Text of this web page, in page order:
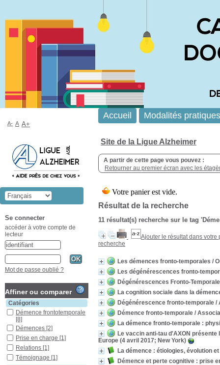
Site de la Ligue Alzheimer
A partir de cette page vous pouvez :
Retourner au premier écran avec les
Résultat de la recherche
11 résultat(s) recherche sur le tag
Ajouter le résultat dans votre
recherche
Les démences fronto-temporales /
Les dégénérescences fronto-
Dégénérescences Fronto-
La cognition sociale dans la
Dégénérescence fronto-temporale /
Démence fronto-temporale /
La démence fronto-temporale :
Le vaccin anti-tau d'AXON
Europe (4 avril 2017; New York)
La démence : étiologies, évolution
Démence et perte cognitive : prise
Accueil Modalités pratiques
A- A A+
Se connecter
accéder à votre compte de
lecteur
Mot de passe oublié ?
Affiner ou comparer
Catégories
Démence frontotemporale
[8]
Démences [2]
Prise en charge [1]
Relations [1]
Témoignage [1]